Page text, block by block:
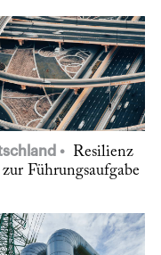
Resilienz
Führungsaufgabe